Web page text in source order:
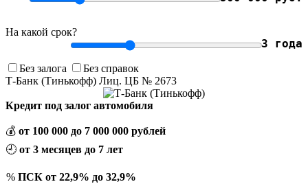
На какой срок?
3 года
Без залога
Без справок
Т-Банк (Тинькофф) Лиц. ЦБ № 2673
Кредит под залог автомобиля
💰 от 100 000 до 7 000 000 рублей
🕘 от 3 месяцев до 7 лет
% ПСК от 22,9% до 32,9%